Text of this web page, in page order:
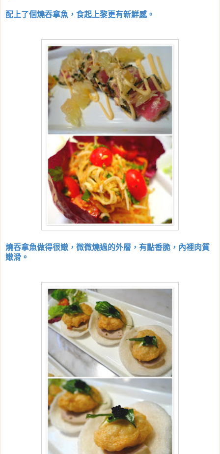
配上了個燒吞拿魚，食起上黎更有新鮮感。
燒吞拿魚做得很嫩，微微燒過的外層，有點香脆，內裡肉質
嫩滑。